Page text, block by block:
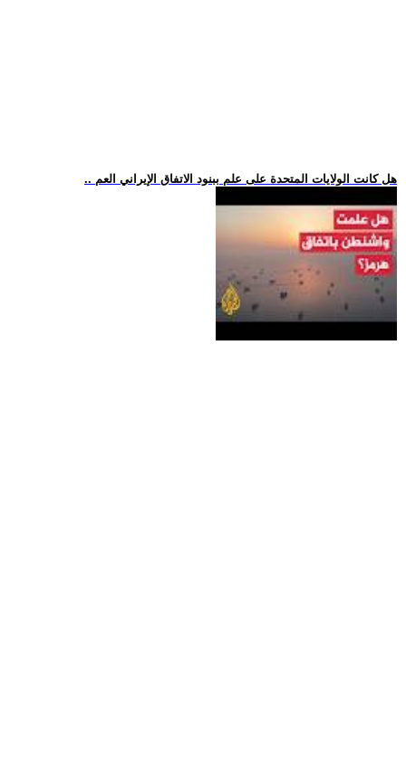
.. هل كانت الولايات المتحدة على علم ببنود الاتفاق الإيراني العم